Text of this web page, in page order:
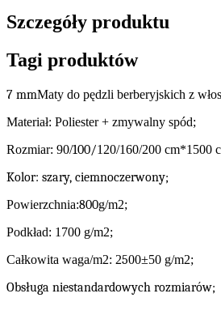
Szczegóły produktu
Tagi produktów
7 mmMaty do pędzli berberyjskich z
Materiał: Poliester + zmywalny spód;
Rozmiar: 90/100/120/160/200 cm*1500
Kolor: szary, ciemnoczerwony;
Powierzchnia:800g/m2;
Podkład: 1700 g/m2;
Całkowita waga/m2: 2500±50 g/m2;
Obsługa niestandardowych rozmiarów;